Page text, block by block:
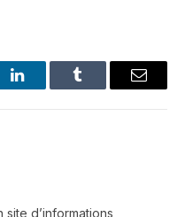
LinkedInTumblr Email
site d’informations